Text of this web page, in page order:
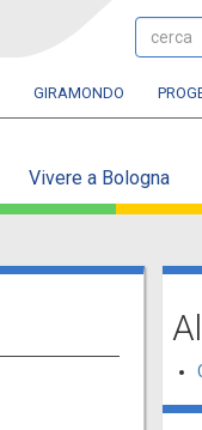
cerca
GIRAMONDO
Vivere a Bologna